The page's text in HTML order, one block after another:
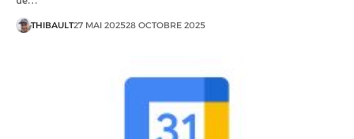
THIBAULT27 MAI 202528 OCTOBRE 2025